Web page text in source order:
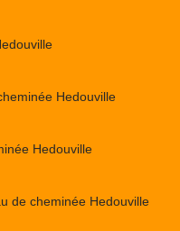
Hedouville
Hedouville
de cheminée Hedouville